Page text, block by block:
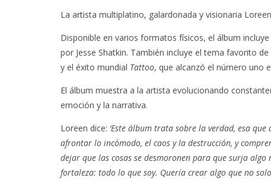
La artista multiplatino, galardonada y visionaria
Disponible en varios formatos físicos, el álbum incluye
por Jesse Shatkin. También incluye el tema favorito
y el éxito mundial Tattoo, que alcanzó el número uno
El álbum muestra a la artista evolucionando
emoción y la narrativa.
Loreen dice: ‘Este álbum trata sobre la verdad, esa
afrontar lo incómodo, el caos y la destrucción, y
dejar que las cosas se desmoronen para que surja
fortaleza: todo lo que soy. Quería crear algo que no